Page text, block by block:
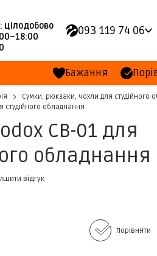
093 119 74 06
Бажання
Сумки, рюкзаки, чохли для студійного
студійного обладнання
CB-01 для
обладнання
відгук
Порівняти